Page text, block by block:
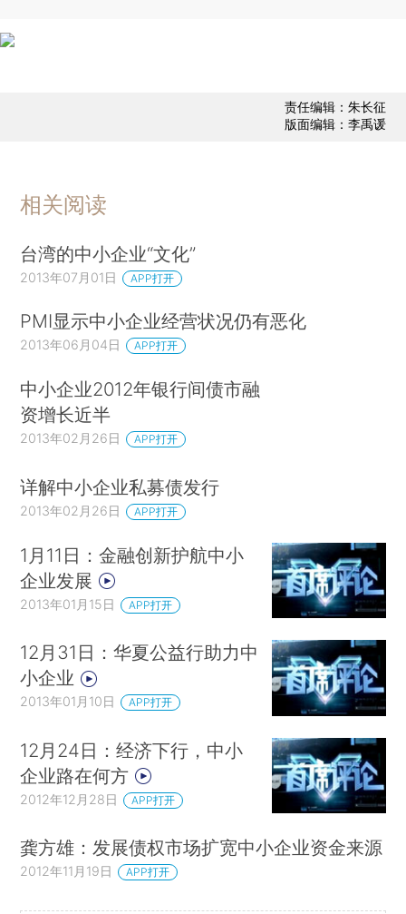
责任编辑：朱长征
版面编辑：李禹谖
相关阅读
台湾的中小企业“文化”
2013年07月01日 APP打开
PMI显示中小企业经营状况仍有恶化
2013年06月04日 APP打开
中小企业2012年银行间债市融
资增长近半
2013年02月26日 APP打开
详解中小企业私募债发行
2013年02月26日 APP打开
1月11日：金融创新护航中小
企业发展
2013年01月15日 APP打开
12月31日：华夏公益行助力中
小企业
2013年01月10日 APP打开
12月24日：经济下行，中小
企业路在何方
2012年12月28日 APP打开
龚方雄：发展债权市场扩宽中小企业资金来源
2012年11月19日 APP打开